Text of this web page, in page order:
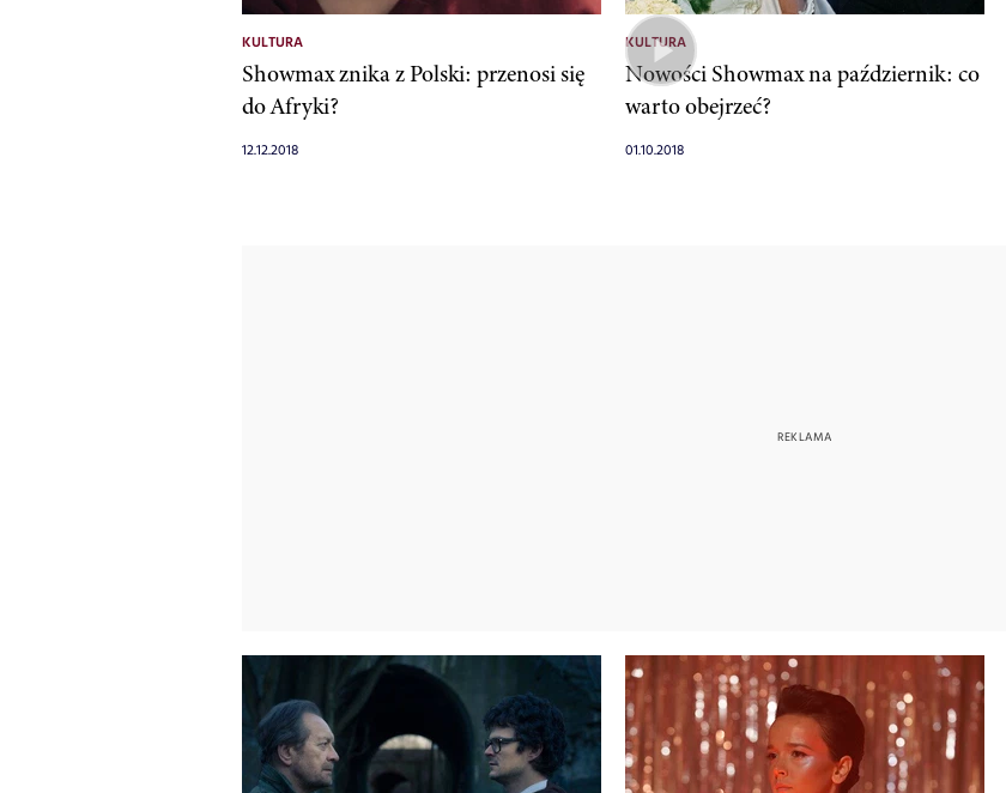
KULTURA
Showmax znika z Polski: przenosi się
do Afryki?
12.12.2018
KULTURA
Nowości Showmax na październik: co
warto obejrzeć?
01.10.2018